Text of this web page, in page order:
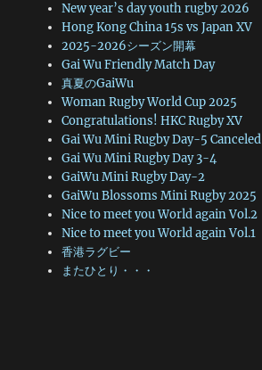
New year’s day youth rugby 2026
Hong Kong China 15s vs Japan XV
2025-2026シーズン開幕
Gai Wu Friendly Match Day
真夏のGaiWu
Woman Rugby World Cup 2025
Congratulations! HKC Rugby XV
Gai Wu Mini Rugby Day-5 Canceled
Gai Wu Mini Rugby Day 3-4
GaiWu Mini Rugby Day-2
GaiWu Blossoms Mini Rugby 2025
Nice to meet you World again Vol.2
Nice to meet you World again Vol.1
香港ラグビー
またひとり・・・